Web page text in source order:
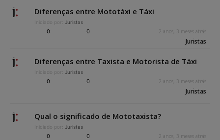
Diferenças entre Mototáxi e Táxi
Iniciado por: Juristas
0 0 2 anos, 3 meses atrás
Juristas
Diferenças entre Taxista e Motorista de Táxi
Iniciado por: Juristas
0 0 2 anos, 3 meses atrás
Juristas
Qual o significado de Mototaxista?
Iniciado por: Juristas
0 0 2 anos, 3 meses atrás